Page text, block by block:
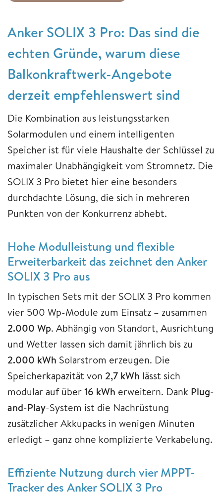
Anker SOLIX 3 Pro: Das sind die
echten Gründe, warum diese
Balkonkraftwerk-Angebote
derzeit empfehlenswert sind
Die Kombination aus leistungsstarken
Solarmodulen und einem intelligenten
Speicher ist für viele Haushalte der Schlüssel zu
maximaler Unabhängigkeit vom Stromnetz. Die
SOLIX 3 Pro bietet hier eine besonders
durchdachte Lösung, die sich in mehreren
Punkten von der Konkurrenz abhebt.
Hohe Modulleistung und flexible
Erweiterbarkeit das zeichnet den Anker
SOLIX 3 Pro aus
In typischen Sets mit der SOLIX 3 Pro kommen
vier 500 Wp-Module zum Einsatz – zusammen
2.000 Wp. Abhängig von Standort, Ausrichtung
und Wetter lassen sich damit jährlich bis zu
2.000 kWh Solarstrom erzeugen. Die
Speicherkapazität von 2,7 kWh lässt sich
modular auf über16 kWh erweitern. Dank Plug-
and-Play-System ist die Nachrüstung
zusätzlicher Akkupacks in wenigen Minuten
erledigt – ganz ohne komplizierte Verkabelung.
Effiziente Nutzung durch vier MPPT-
Tracker des Anker SOLIX 3 Pro